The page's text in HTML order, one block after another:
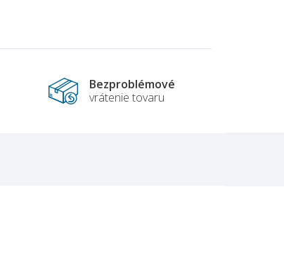
Bezproblémové
vrátenie tovaru